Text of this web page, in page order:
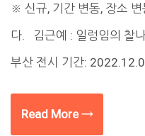
※ 신규, 기간 변동, 장소
다. 김근예 : 일렁임의 찰
부산 전시 기간:
Read More →